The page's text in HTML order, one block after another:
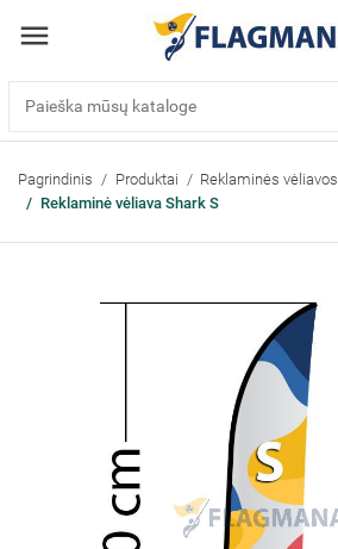
Pagrindinis Produktai
Reklaminės vėliavos
Reklaminė vėliava Shark S